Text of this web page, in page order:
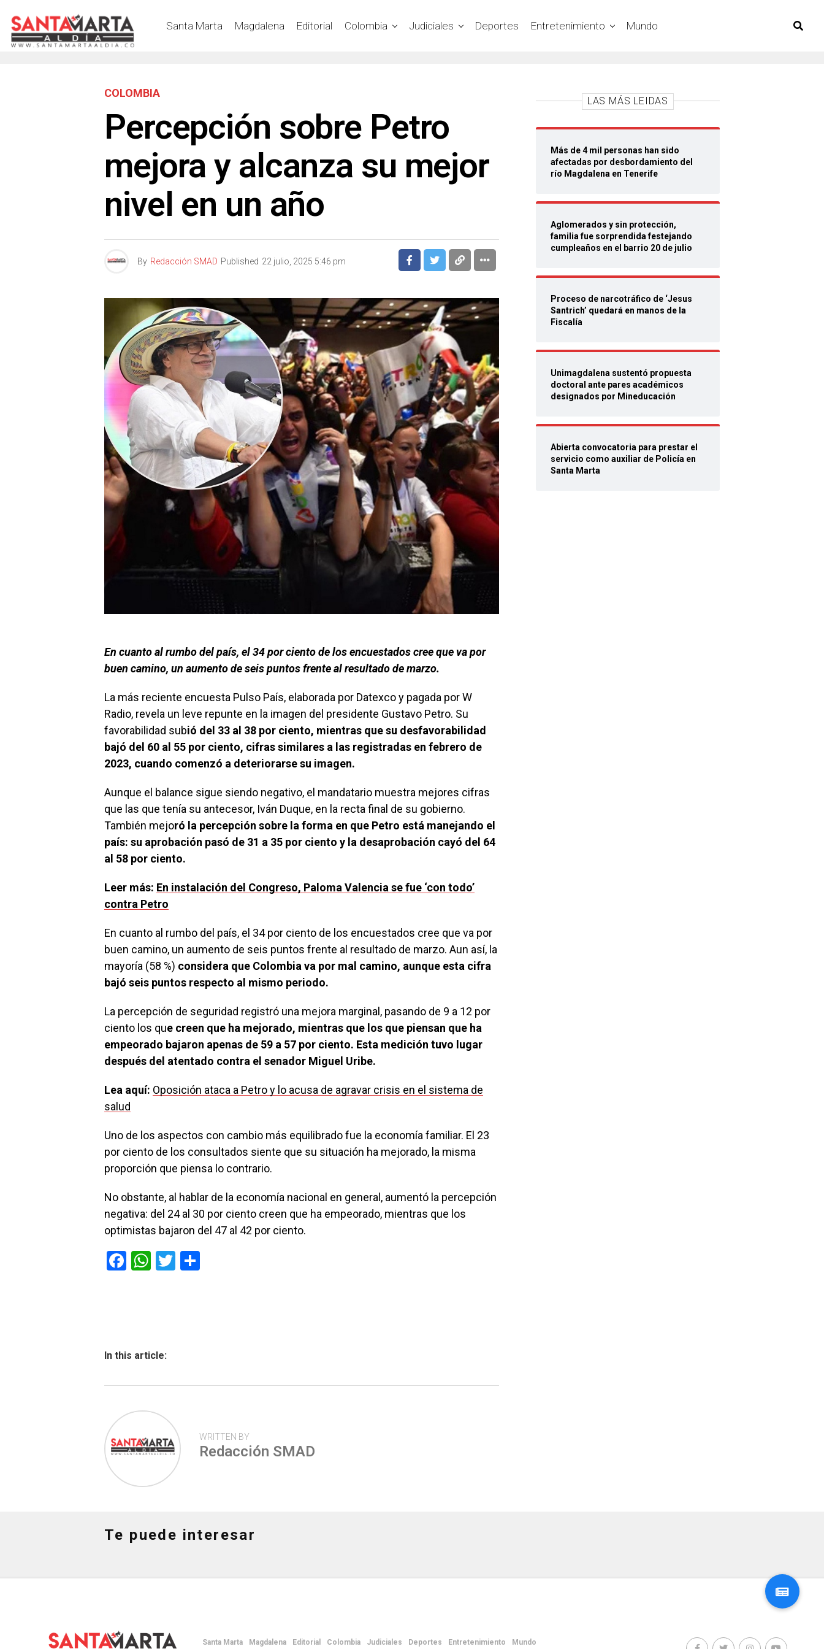
Santa Marta Magdalena Editorial Colombia Judiciales Deportes Entretenimiento Mundo
COLOMBIA
Percepción sobre Petro
mejora y alcanza su mejor
nivel en un año
By Redacción SMAD Published 22 julio, 2025 5:46 pm
En cuanto al rumbo del país, el 34 por ciento de los encuestados cree que va por
buen camino, un aumento de seis puntos frente al resultado de marzo.
La más reciente encuesta Pulso País, elaborada por Datexco y pagada por W
Radio, revela un leve repunte en la imagen del presidente Gustavo Petro. Su
favorabilidad subió del 33 al 38 por ciento, mientras que su desfavorabilidad
bajó del 60 al 55 por ciento, cifras similares a las registradas en febrero de
2023, cuando comenzó a deteriorarse su imagen.
Aunque el balance sigue siendo negativo, el mandatario muestra mejores cifras
que las que tenía su antecesor, Iván Duque, en la recta final de su gobierno.
También mejoró la percepción sobre la forma en que Petro está manejando el
país: su aprobación pasó de 31 a 35 por ciento y la desaprobación cayó del 64
al 58 por ciento.
Leer más: En instalación del Congreso, Paloma Valencia se fue ‘con todo’
contra Petro
En cuanto al rumbo del país, el 34 por ciento de los encuestados cree que va por
buen camino, un aumento de seis puntos frente al resultado de marzo. Aun así, la
mayoría (58 %) considera que Colombia va por mal camino, aunque esta cifra
bajó seis puntos respecto al mismo periodo.
La percepción de seguridad registró una mejora marginal, pasando de 9 a 12 por
ciento los que creen que ha mejorado, mientras que los que piensan que ha
empeorado bajaron apenas de 59 a 57 por ciento. Esta medición tuvo lugar
después del atentado contra el senador Miguel Uribe.
Lea aquí: Oposición ataca a Petro y lo acusa de agravar crisis en el sistema de
salud
Uno de los aspectos con cambio más equilibrado fue la economía familiar. El 23
por ciento de los consultados siente que su situación ha mejorado, la misma
proporción que piensa lo contrario.
No obstante, al hablar de la economía nacional en general, aumentó la percepción
negativa: del 24 al 30 por ciento creen que ha empeorado, mientras que los
optimistas bajaron del 47 al 42 por ciento.
F
ok
W
p
T
In this article:
WRITTEN BY
Redacción SMAD
LAS MÁS LEIDAS
Más de 4 mil personas han sido
afectadas por desbordamiento del
río Magdalena en Tenerife
Aglomerados y sin protección,
familia fue sorprendida festejando
cumpleaños en el barrio 20 de julio
Proceso de narcotráfico de ‘Jesus
Santrich’ quedará en manos de la
Fiscalía
Unimagdalena sustentó propuesta
doctoral ante pares académicos
designados por Mineducación
Abierta convocatoria para prestar el
servicio como auxiliar de Policía en
Santa Marta
Te puede interesar
Santa Marta Magdalena Editorial Colombia Judiciales Deportes Entretenimiento Mundo